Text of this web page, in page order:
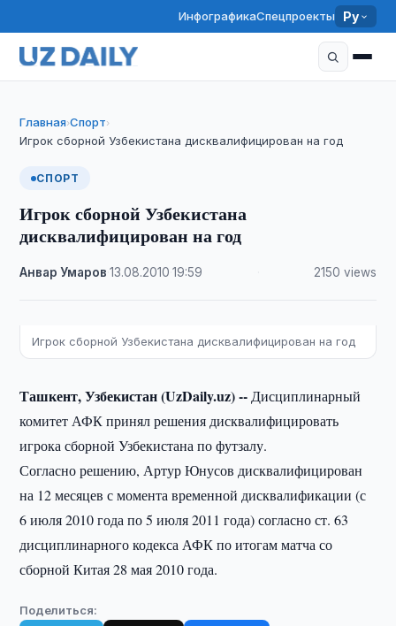
ИнфографикаСпецпроекты Ру
Главная›Спорт›
Игрок сборной Узбекистана дисквалифицирован на год
СПОРТ
Игрок сборной Узбекистана
дисквалифицирован на год
Анвар Умаров ·13.08.2010 ·19:59 2150 views
Игрок сборной Узбекистана дисквалифицирован на год
Ташкент, Узбекистан (UzDaily.uz) -- Дисциплинарный
комитет АФК принял решения дисквалифицировать
игрока сборной Узбекистана по футзалу.
Согласно решению, Артур Юнусов дисквалифицирован
на 12 месяцев с момента временной дисквалификации (с
6 июля 2010 года по 5 июля 2011 года) согласно ст. 63
дисциплинарного кодекса АФК по итогам матча со
сборной Китая 28 мая 2010 года.
Поделиться: